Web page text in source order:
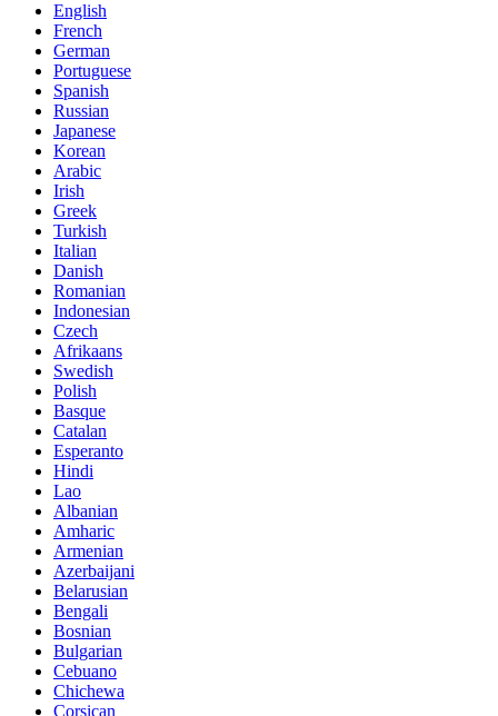
English
French
German
Portuguese
Spanish
Russian
Japanese
Korean
Arabic
Irish
Greek
Turkish
Italian
Danish
Romanian
Indonesian
Czech
Afrikaans
Swedish
Polish
Basque
Catalan
Esperanto
Hindi
Lao
Albanian
Amharic
Armenian
Azerbaijani
Belarusian
Bengali
Bosnian
Bulgarian
Cebuano
Chichewa
Corsican